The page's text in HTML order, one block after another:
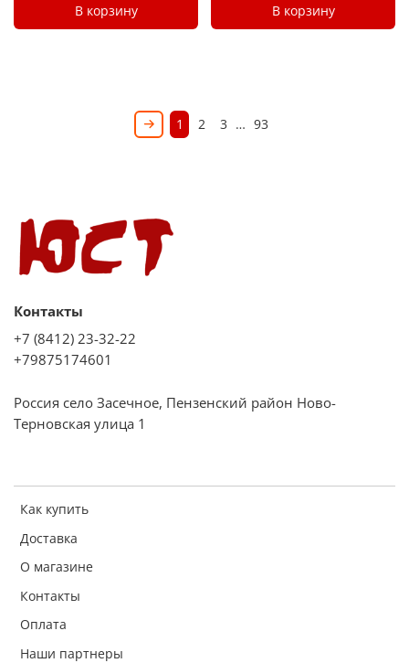
В корзину В корзину
1 2 3 … 93
Как купить
Доставка
О магазине
Контакты
Оплата
Наши партнеры
Контакты
+7 (8412) 23-32-22
+79875174601
Россия село Засечное, Пензенский район Ново-
Терновская улица 1